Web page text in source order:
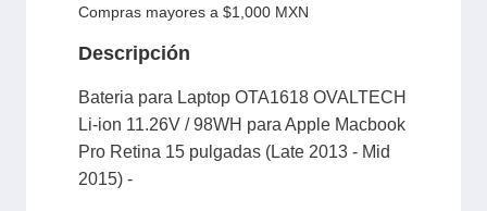
Compras mayores a $1,000 MXN
Descripción
Bateria para Laptop OTA1618 OVALTECH
Li-ion 11.26V / 98WH para Apple Macbook
Pro Retina 15 pulgadas (Late 2013 - Mid
2015) -